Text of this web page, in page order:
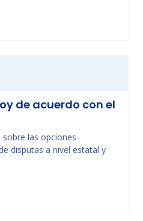
de acuerdo con el
las opciones
disputas a nivel estatal y